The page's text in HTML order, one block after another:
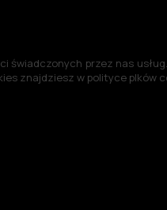
przez nas
znajdziesz w polityce plków